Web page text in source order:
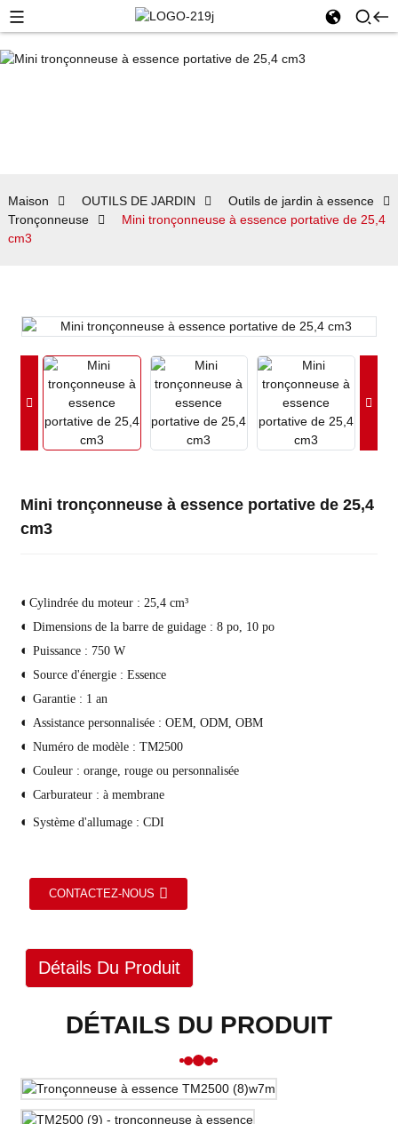
Maison OUTILS DE JARDIN
Outils de jardin à essence
Tronçonneuse
Mini tronçonneuse à essence portative de 25,4
cm3
Mini tronçonneuse à essence portative de 25,4
cm3
◐ Cylindrée du moteur : 25,4 cm³
◐ Dimensions de la barre de guidage : 8 po, 10 po
◐ Puissance : 750 W
◐ Source d'énergie : Essence
◐ Garantie : 1 an
◐ Assistance personnalisée : OEM, ODM, OBM
◐ Numéro de modèle : TM2500
◐ Couleur : orange, rouge ou personnalisée
◐ Carburateur : à membrane
◐ Système d'allumage : CDI
CONTACTEZ-NOUS
Détails Du Produit
DÉTAILS DU PRODUIT